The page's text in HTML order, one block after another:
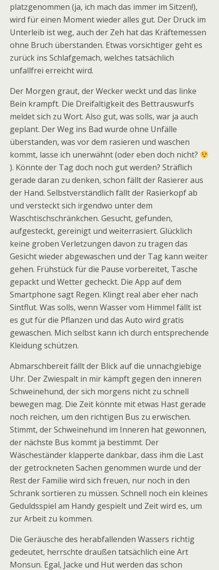
platzgenommen (ja, ich mach das immer im Sitzen!),
wird für einen Moment wieder alles gut. Der Druck im
Unterleib ist weg, auch der Zeh hat das Kräftemessen
ohne Bruch überstanden. Etwas vorsichtiger geht es
zurück ins Schlafgemach, welches tatsächlich
unfallfrei erreicht wird.
Der Morgen graut, der Wecker weckt und das linke
Bein krampft. Die Dreifaltigkeit des Bettrauswurfs
meldet sich zu Wort. Also gut, was solls, war ja auch
geplant. Der Weg ins Bad wurde ohne Unfälle
überstanden, was vor dem rasieren und waschen
kommt, lasse ich unerwähnt (oder eben doch nicht?
). Könnte der Tag doch noch gut werden? Sträflich
gerade daran zu denken, schon fällt der Rasierer aus
der Hand. Selbstverständlich fällt der Rasierkopf ab
und versteckt sich irgendwo unter dem
Waschtischschränkchen. Gesucht, gefunden,
aufgesteckt, gereinigt und weiterrasiert. Glücklich
keine groben Verletzungen davon zu tragen das
Gesicht wieder abgewaschen und der Tag kann weiter
gehen. Frühstück für die Pause vorbereitet, Tasche
gepackt und Wetter gecheckt. Die App auf dem
Smartphone sagt Regen. Klingt real aber eher nach
Sintflut. Was solls, wenn Wasser vom Himmel fällt ist
es gut für die Pflanzen und das Auto wird gratis
gewaschen. Mich selbst kann ich durch entsprechende
Kleidung schützen.
Abmarschbereit fällt der Blick auf die unnachgiebige
Uhr. Der Zwiespalt in mir kämpft gegen den inneren
Schweinehund, der sich morgens nicht zu schnell
bewegen mag. Die Zeit könnte mit etwas Hast gerade
noch reichen, um den richtigen Bus zu erwischen.
Stimmt, der Schweinehund im Inneren hat gewonnen,
der nächste Bus kommt ja bestimmt. Der
Wäscheständer klapperte dankbar, dass ihm die Last
der getrockneten Sachen genommen wurde und der
Rest der Familie wird sich freuen, nur noch in den
Schrank sortieren zu müssen. Schnell noch ein kleines
Geduldsspiel am Handy gespielt und Zeit wird es, um
zur Arbeit zu kommen.
Die Geräusche des herabfallenden Wassers richtig
gedeutet, herrschte draußen tatsächlich eine Art
Monsun. Egal, Jacke und Hut werden das schon